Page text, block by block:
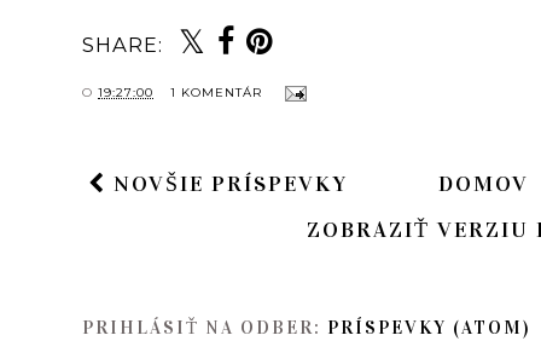
SHARE:
O 19:27:00 1 KOMENTÁR
NOVŠIE PRÍSPEVKY
DOMOV
ZOBRAZIŤ VERZIU
PRIHLÁSIŤ NA ODBER: PRÍSPEVKY (ATOM)